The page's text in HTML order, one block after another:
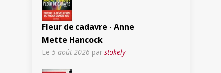
Fleur de cadavre - Anne
Mette Hancock
Le 5 août 2026 par stokely